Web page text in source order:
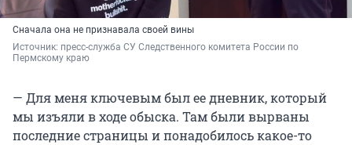
Сначала она не признавала своей вины
Источник: пресс-служба СУ Следственного комитета России по
Пермскому краю
— Для меня ключевым был ее дневник, который
мы изъяли в ходе обыска. Там были вырваны
последние страницы и понадобилось какое-то